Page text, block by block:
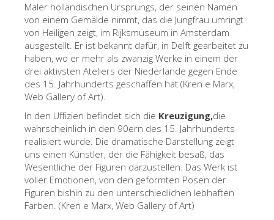
Virtuelle Tour
Die Kunstwerke
Die Säle
Die Künstler
Neuen Säle
Andere Museen
Bargello Museum
Galleria Accademia
Palatina Galerie
Medici Kapelle
Maler holländischen Ursprungs, der seinen Namen
von einem Gemälde nimmt, das die Jungfrau umringt
von Heiligen zeigt, im Rijksmuseum in Amsterdam
ausgestellt. Er ist bekannt dafür, in Delft gearbeitet zu
haben, wo er mehr als zwanzig Werke in einem der
drei aktivsten Ateliers der Niederlande gegen Ende
des 15. Jahrhunderts geschaffen hat (Kren e Marx,
Web Gallery of Art).
In den Uffizien befindet sich die Kreuzigung,die
wahrscheinlich in den 90ern des 15. Jahrhunderts
realisiert wurde. Die dramatische Darstellung zeigt
uns einen Künstler, der die Fähigkeit besaß, das
Wesentliche der Figuren darzustellen. Das Werk ist
voller Emotionen, von den geformten Posen der
Figuren bishin zu den unterschiedlichen lebhaften
Farben. (Kren e Marx, Web Gallery of Art)